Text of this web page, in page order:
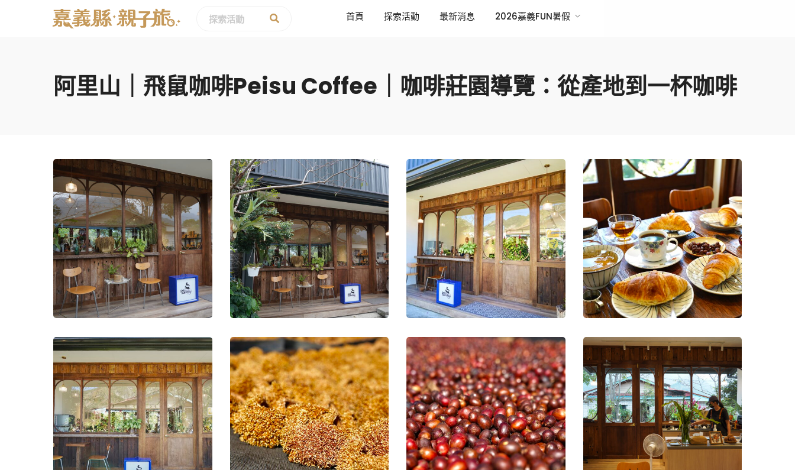
首頁 探索活動 最新消息 2026嘉義FUN暑假
阿里山｜飛鼠咖啡Peisu Coffee｜咖啡莊園導覽：從產地到一杯咖啡